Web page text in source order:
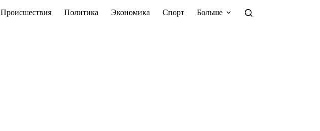
Происшествия Политика Экономика Спорт
Больше